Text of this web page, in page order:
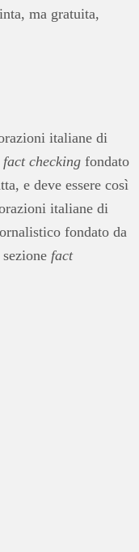
ma gratuita,
italiane di
fact checking fondato
e deve essere così
italiane di
fondato da
fact